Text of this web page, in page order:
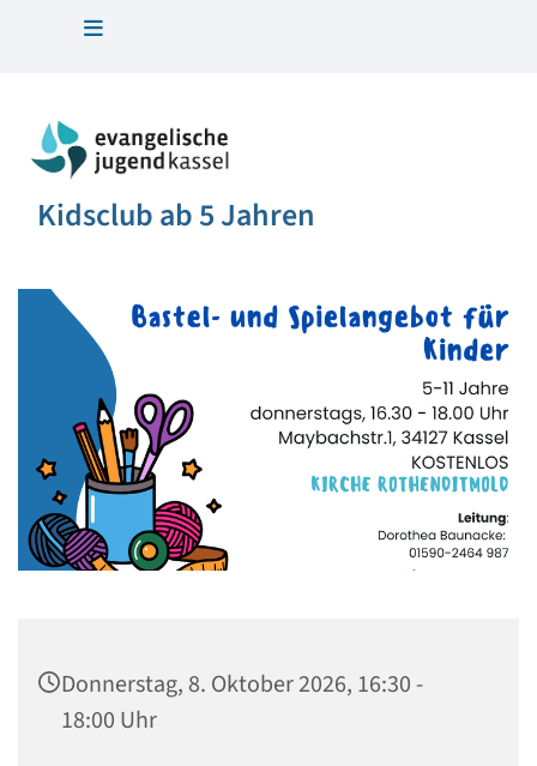
Kidsclub ab 5 Jahren
Donnerstag, 8. Oktober 2026, 16:30 -
18:00 Uhr